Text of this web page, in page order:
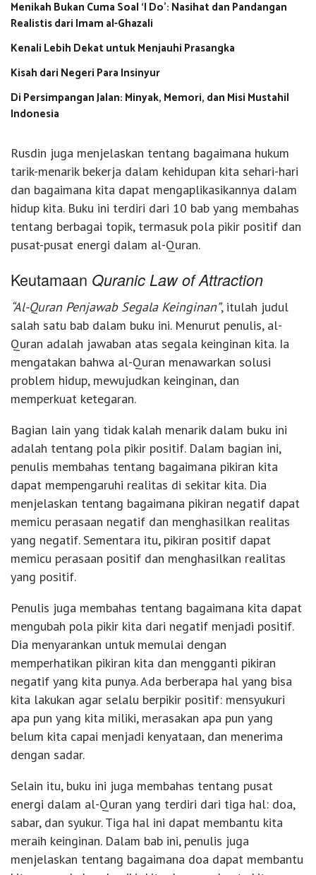
Menikah Bukan Cuma Soal ‘I Do’: Nasihat dan Pandangan
Realistis dari Imam al-Ghazali
Kenali Lebih Dekat untuk Menjauhi Prasangka
Kisah dari Negeri Para Insinyur
Di Persimpangan Jalan: Minyak, Memori, dan Misi Mustahil
Indonesia
Rusdin juga menjelaskan tentang bagaimana hukum
tarik-menarik bekerja dalam kehidupan kita sehari-hari
dan bagaimana kita dapat mengaplikasikannya dalam
hidup kita. Buku ini terdiri dari 10 bab yang membahas
tentang berbagai topik, termasuk pola pikir positif dan
pusat-pusat energi dalam al-Quran.
Keutamaan Quranic Law of Attraction
“Al-Quran Penjawab Segala Keinginan”, itulah judul
salah satu bab dalam buku ini. Menurut penulis, al-
Quran adalah jawaban atas segala keinginan kita. Ia
mengatakan bahwa al-Quran menawarkan solusi
problem hidup, mewujudkan keinginan, dan
memperkuat ketegaran.
Bagian lain yang tidak kalah menarik dalam buku ini
adalah tentang pola pikir positif. Dalam bagian ini,
penulis membahas tentang bagaimana pikiran kita
dapat mempengaruhi realitas di sekitar kita. Dia
menjelaskan tentang bagaimana pikiran negatif dapat
memicu perasaan negatif dan menghasilkan realitas
yang negatif. Sementara itu, pikiran positif dapat
memicu perasaan positif dan menghasilkan realitas
yang positif.
Penulis juga membahas tentang bagaimana kita dapat
mengubah pola pikir kita dari negatif menjadi positif.
Dia menyarankan untuk memulai dengan
memperhatikan pikiran kita dan mengganti pikiran
negatif yang kita punya. Ada berberapa hal yang bisa
kita lakukan agar selalu berpikir positif: mensyukuri
apa pun yang kita miliki, merasakan apa pun yang
belum kita capai menjadi kenyataan, dan menerima
dengan sadar.
Selain itu, buku ini juga membahas tentang pusat
energi dalam al-Quran yang terdiri dari tiga hal: doa,
sabar, dan syukur. Tiga hal ini dapat membantu kita
meraih keinginan. Dalam bab ini, penulis juga
menjelaskan tentang bagaimana doa dapat membantu